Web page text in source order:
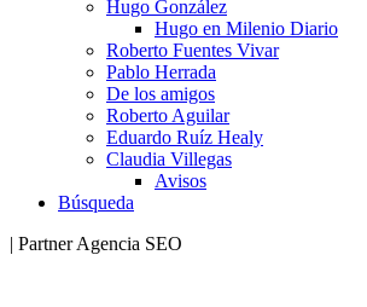
Hugo González
Hugo en Milenio Diario
Roberto Fuentes Vivar
Pablo Herrada
De los amigos
Roberto Aguilar
Eduardo Ruíz Healy
Claudia Villegas
Avisos
Búsqueda
| Partner Agencia SEO